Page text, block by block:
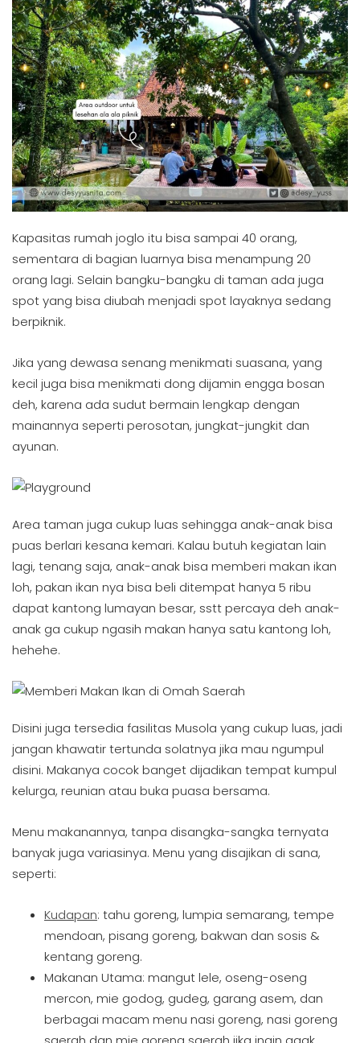
Kapasitas rumah joglo itu bisa sampai 40 orang,
sementara di bagian luarnya bisa menampung 20
orang lagi. Selain bangku-bangku di taman ada juga
spot yang bisa diubah menjadi spot layaknya sedang
berpiknik.
Jika yang dewasa senang menikmati suasana, yang
kecil juga bisa menikmati dong dijamin engga bosan
deh, karena ada sudut bermain lengkap dengan
mainannya seperti perosotan, jungkat-jungkit dan
ayunan.
Area taman juga cukup luas sehingga anak-anak bisa
puas berlari kesana kemari. Kalau butuh kegiatan lain
lagi, tenang saja, anak-anak bisa memberi makan ikan
loh, pakan ikan nya bisa beli ditempat hanya 5 ribu
dapat kantong lumayan besar, sstt percaya deh anak-
anak ga cukup ngasih makan hanya satu kantong loh,
hehehe.
Disini juga tersedia fasilitas Musola yang cukup luas, jadi
jangan khawatir tertunda solatnya jika mau ngumpul
disini. Makanya cocok banget dijadikan tempat kumpul
kelurga, reunian atau buka puasa bersama.
Menu makanannya, tanpa disangka-sangka ternyata
banyak juga variasinya. Menu yang disajikan di sana,
seperti:
Kudapan: tahu goreng, lumpia semarang, tempe
mendoan, pisang goreng, bakwan dan sosis &
kentang goreng.
Makanan Utama: mangut lele, oseng-oseng
mercon, mie godog, gudeg, garang asem, dan
berbagai macam menu nasi goreng, nasi goreng